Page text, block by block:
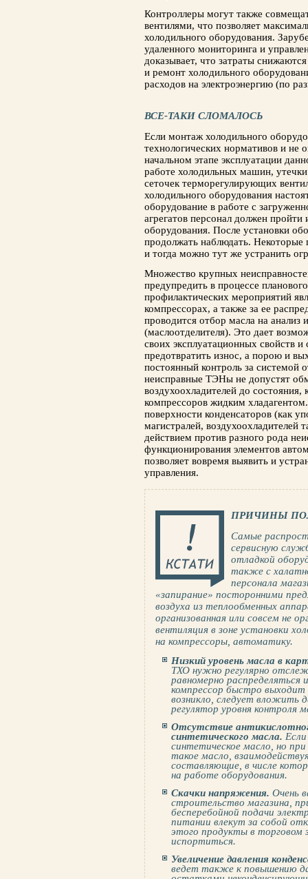
Контроллеры могут также
вентилями, что позволяет
холодильного оборудования.
удаленного мониторинга и
доказывает, что затраты
и ремонт холодильного
расходов на электроэнергию (по
ВСЕ-ТАКИ СЛОМАЛОСЬ
Если монтаж холодильного
технологических нормативов и не
начальном этапе эксплуатации
работе холодильных машин,
сеточек терморегулирующих
холодильного оборудования
оборудование в работе с
агрегатов персонал должен
оборудования. После установки
продолжать наблюдать.
и тогда можно тут же устранить
Множество крупных
предупредить в процессе
профилактических мероприятий
компрессорах, а также за ее
проводится отбор масла на анализ
(маслоотделителя). Это дает
своих эксплуатационных свойств
предотвратить износ, а порою и
постоянный контроль за системой
неисправные ТЭНы не допустят
воздухоохладителей до состояния,
компрессоров жидким
поверхности конденсаторов (как
магистралей,
действием против разного рода
функционирования элементов
позволяет вовремя выявить и
управления.
ПРИЧИНЫ
Самые
сервисную
отладкой
также с
персонала
«запирание» посторонними
воздуха из теплообменных
организованная или совсем не
вентиляция в зоне установки
на компрессоры, автоматику.
Низкий уровень масла в
ТХО нужно регулярно
равномерно распределяться
компрессор быстро
возникло, следует вложить
регулятор уровня контроля
Отсутствие
синтетического масла.
синтетическое масло, но
такое масло,
составляющие, в числе
на работе оборудования.
Скачки напряжения. Очень
строительство магазина,
бесперебойной подачи
питании влекут за собой
этого продукты в торговом
испортиться.
Увеличение давления
ведет также к повышению